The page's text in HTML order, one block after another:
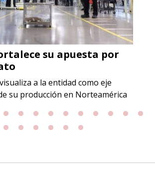
su apuesta por
a la entidad como eje
su producción en Norteamérica